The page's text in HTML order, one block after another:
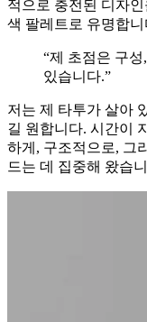
적으로 충전된 디자
색 팔레트로 유명합니
“제 초점은 구
있습니다.”
저는 제 타투가 살아
길 원합니다. 시간이
하게, 구조적으로, 그
드는 데 집중해 왔습